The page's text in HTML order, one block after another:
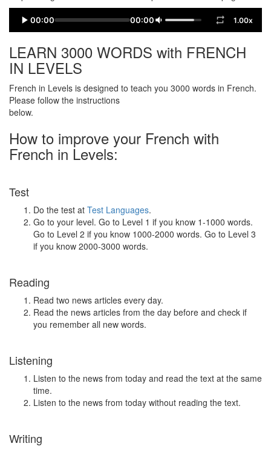
00:00 00:00 1.00x
LEARN 3000 WORDS with FRENCH
IN LEVELS
French in Levels is designed to teach you 3000 words in French.
Please follow the instructions
below.
How to improve your French with
French in Levels:
Test
Do the test at Test Languages.
Go to your level. Go to Level 1 if you know 1-1000 words.
Go to Level 2 if you know 1000-2000 words. Go to Level 3
if you know 2000-3000 words.
Reading
Read two news articles every day.
Read the news articles from the day before and check if
you remember all new words.
Listening
Listen to the news from today and read the text at the same
time.
Listen to the news from today without reading the text.
Writing